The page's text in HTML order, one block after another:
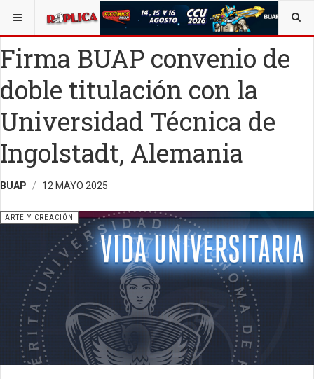
ESTÁ AQUÍ: ARTE OPINIÓN RÉPLICA
Firma BUAP convenio de
doble titulación con la
Universidad Técnica de
Ingolstadt, Alemania
BUAP 12 MAYO 2025
ARTE Y CREACIÓN